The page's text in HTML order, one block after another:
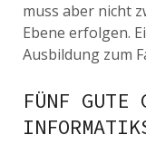
muss aber nicht
Ebene erfolgen.
Ausbildung zum
FÜNF GUTE